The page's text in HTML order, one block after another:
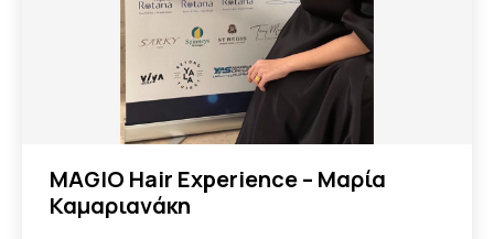
MAGIO Hair Experience – Μαρία
Καμαριανάκη